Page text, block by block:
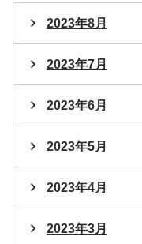
2023年8月
2023年7月
2023年6月
2023年5月
2023年4月
2023年3月